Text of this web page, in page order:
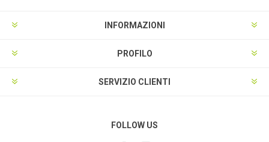
INFORMAZIONI
PROFILO
SERVIZIO CLIENTI
FOLLOW US